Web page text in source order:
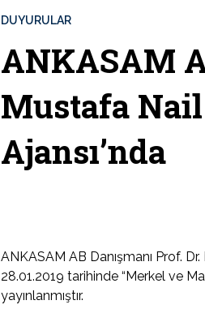
DUYURULAR
ANKASAM
Mustafa
Ajansı’nda
ANKASAM AB Danışmanı Prof.
28.01.2019 tarihinde “Merkel ve
yayınlanmıştır.